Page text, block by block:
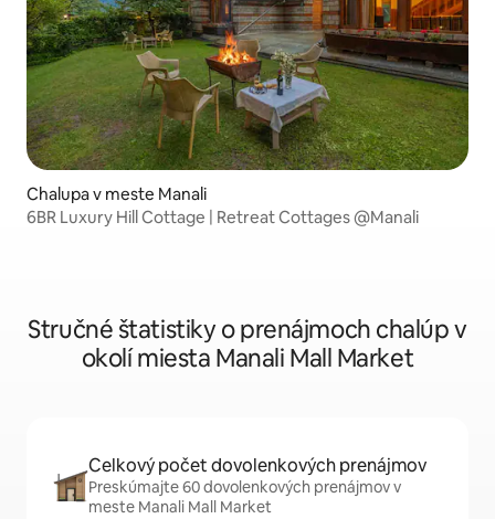
Chalupa v meste Manali
6BR Luxury Hill Cottage | Retreat Cottages @Manali
Stručné štatistiky o prenájmoch chalúp v
okolí miesta Manali Mall Market
Celkový počet dovolenkových prenájmov
Preskúmajte 60 dovolenkových prenájmov v
meste Manali Mall Market